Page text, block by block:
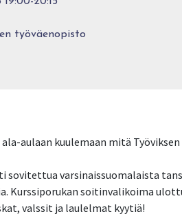
työväenopisto
aulaan kuulemaan mitä
sovitettua varsinaissuomalaista
Kurssiporukan soitinvalikoima
valssit ja laulelmat kyytiä!